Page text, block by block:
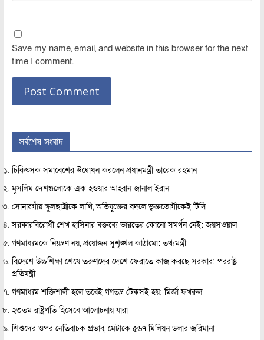
Save my name, email, and website in this browser for the next
time I comment.
সর্বশেষ সংবাদ
চিকিৎসক সমাবেশের উদ্বোধন করলেন প্রধানমন্ত্রী তারেক রহমান
মুসলিম দেশগুলোকে এক হওয়ার আহ্বান জানাল ইরান
সোনারগাঁয় স্কুলছাত্রীকে লাথি, অভিযুক্তের বদলে ভুক্তভোগীকেই টিসি
সরকারবিরোধী শেখ হাসিনার বক্তব্যে ভারতের কোনো সমর্থন নেই: জয়সওয়াল
গণমাধ্যমকে নিয়ন্ত্রণ নয়, প্রয়োজন সুশৃঙ্খল কাঠামো: তথ্যমন্ত্রী
বিদেশে উচ্চশিক্ষা শেষে তরুণদের দেশে ফেরাতে কাজ করছে সরকার: পররাষ্ট্র
প্রতিমন্ত্রী
গণমাধ্যম শক্তিশালী হলে তবেই গণতন্ত্র টেকসই হয়: মির্জা ফখরুল
২৩তম রাষ্ট্রপতি হিসেবে আলোচনায় যারা
শিশুদের ওপর নেতিবাচক প্রভাব, মেটাকে ৫৬৭ মিলিয়ন ডলার জরিমানা